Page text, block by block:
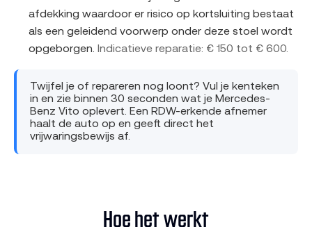
afdekking waardoor er risico op kortsluiting bestaat
als een geleidend voorwerp onder deze stoel wordt
opgeborgen. Indicatieve reparatie: € 150 tot € 600.
Twijfel je of repareren nog loont? Vul je kenteken
in en zie binnen 30 seconden wat je Mercedes-
Benz Vito oplevert. Een RDW-erkende afnemer
haalt de auto op en geeft direct het
vrijwaringsbewijs af.
Hoe het werkt